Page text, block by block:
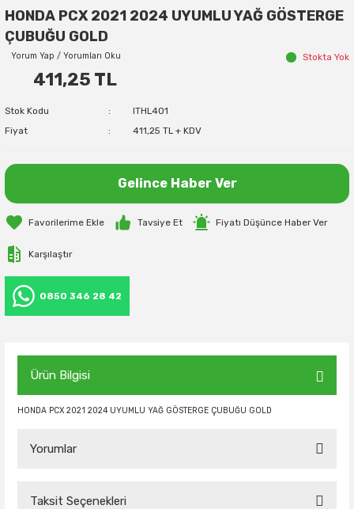
HONDA PCX 2021 2024 UYUMLU YAĞ GÖSTERGE
ÇUBUĞU GOLD
Yorum Yap / Yorumları Oku Stokta Yok
411,25 TL
Stok Kodu
ITHL401
Fiyat
411,25 TL + KDV
Gelince Haber Ver
Tavsiye Et Fiyatı Düşünce Haber Ver
Karşılaştır
0850 346 28 42
Ürün Bilgisi
HONDA PCX 2021 2024 UYUMLU YAĞ GÖSTERGE ÇUBUĞU GOLD
Yorumlar
Taksit Seçenekleri